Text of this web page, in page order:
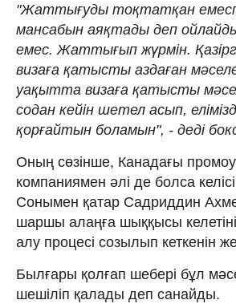
"Жаттығуды тоқтатқан
мансабын аяқтады деп
емес. Жаттығып жүрмін.
визаға қатысты аздаған
уақытта визаға қатысты
содан кейін шетел асып,
қорғайтын боламын", - деді
Оның сөзінше, Канадағы
компаниямен әлі де болса
Сонымен қатар Садриддин
шаршы алаңға шыққысы
алу процесі созылып кеткенін
Былғары қолғап шебері бұл
шешіліп қалады деп санайды.